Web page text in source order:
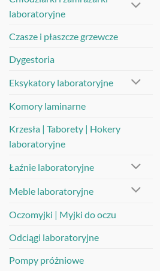
laboratoryjne
Czasze i płaszcze grzewcze
Dygestoria
Eksykatory laboratoryjne
Komory laminarne
Krzesła | Taborety | Hokery
laboratoryjne
Łaźnie laboratoryjne
Meble laboratoryjne
Oczomyjki | Myjki do oczu
Odciągi laboratoryjne
Pompy próżniowe